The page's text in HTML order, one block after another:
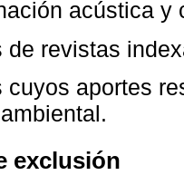
acústica y
de revistas
cuyos aportes
exclusión